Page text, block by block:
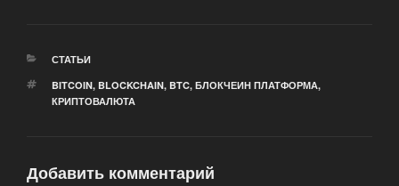
РУБРИКИ
СТАТЬИ
МЕТКИ
BITCOIN, BLOCKCHAIN, BTC, БЛОКЧЕИН ПЛАТФОРМА,
КРИПТОВАЛЮТА
Добавить комментарий